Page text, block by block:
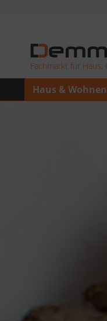
Fachmarkt für Haus,
Haus & Wohnen